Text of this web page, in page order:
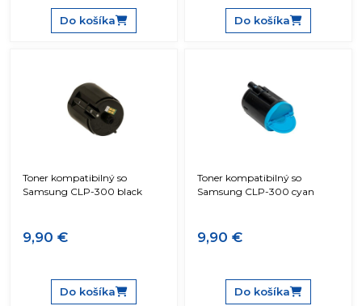
Do košíka Do košíka
Toner kompatibilný so
Samsung CLP-300 black
9,90 €
Do košíka
Toner kompatibilný so
Samsung CLP-300 cyan
9,90 €
Do košíka